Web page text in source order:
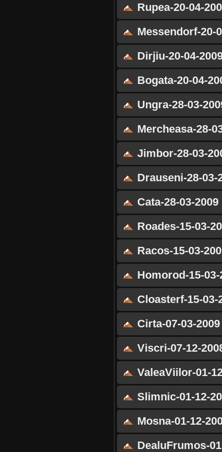
Rupea-20-04-
Messendorf-20-
Dirjiu-20-04-
Bogata-20-04-
Ungra-28-03-
Mercheasa-28-
Jimbor-28-03-
Drauseni-28-03-
Cata-28-03-2009
Roades-15-03-
Racos-15-03-
Homorod-15-03-
Cloasterf-15-03-
Cirta-07-03-2009
Viscri-07-12-
ValeaViilor-01-
Slimnic-01-12-
Mosna-01-12-
DealuFrumos-